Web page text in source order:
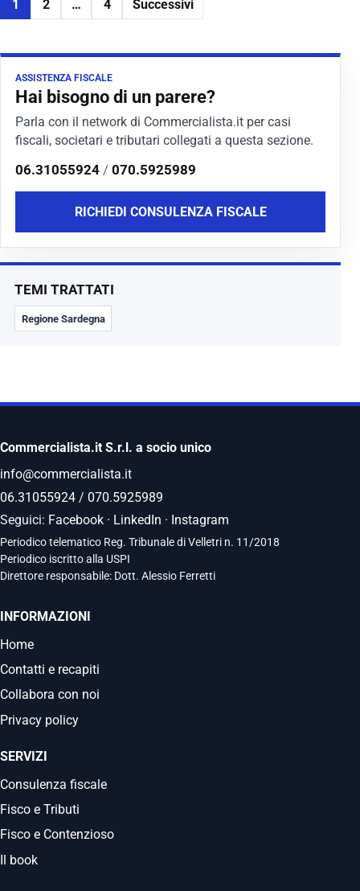
tramandato da generazioni,
1 2 … 4 Successivi
ASSISTENZA FISCALE
Hai bisogno di un parere?
Parla con il network di Commercialista.it per casi
fiscali, societari e tributari collegati a questa sezione.
06.31055924 / 070.5925989
RICHIEDI CONSULENZA FISCALE
TEMI TRATTATI
Regione Sardegna
Commercialista.it S.r.l. a socio unico
info@commercialista.it
06.31055924 / 070.5925989
Seguici: Facebook · LinkedIn · Instagram
Periodico telematico Reg. Tribunale di Velletri n. 11/2018
Periodico iscritto alla USPI
Direttore responsabile: Dott. Alessio Ferretti
INFORMAZIONI
Home
Contatti e recapiti
Collabora con noi
Privacy policy
SERVIZI
Consulenza fiscale
Fisco e Tributi
Fisco e Contenzioso
Il book